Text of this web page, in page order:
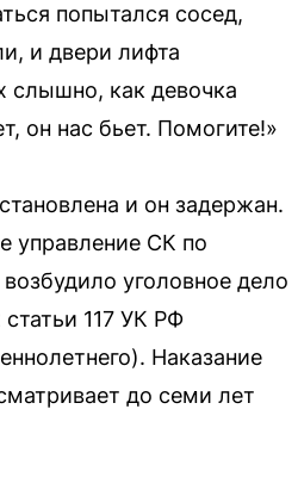
попытался сосед,
и двери лифта
слышно, как девочка
он нас бьет. Помогите!»
и он задержан.
управление СК по
уголовное дело
статьи 117 УК РФ
Наказание
до семи лет